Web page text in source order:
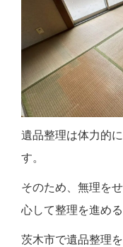
遺品整理は体力的
す。
そのため、無理を
心して整理を進め
茨木市で遺品整理